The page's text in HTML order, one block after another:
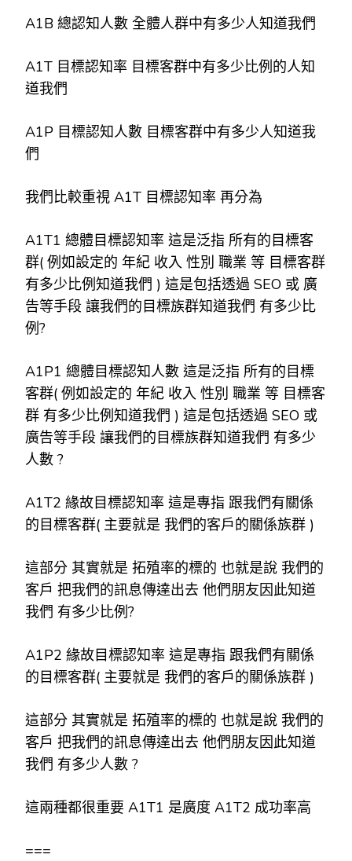
A1B 總認知人數 全體人群中有多少人知道我們
A1T 目標認知率 目標客群中有多少比例的人知
道我們
A1P 目標認知人數 目標客群中有多少人知道我
們
我們比較重視 A1T 目標認知率 再分為
A1T1 總體目標認知率 這是泛指 所有的目標客
群( 例如設定的 年紀 收入 性別 職業 等 目標客群
有多少比例知道我們 ) 這是包括透過 SEO 或 廣
告等手段 讓我們的目標族群知道我們 有多少比
例?
A1P1 總體目標認知人數 這是泛指 所有的目標
客群( 例如設定的 年紀 收入 性別 職業 等 目標客
群 有多少比例知道我們 ) 這是包括透過 SEO 或
廣告等手段 讓我們的目標族群知道我們 有多少
人數 ?
A1T2 緣故目標認知率 這是專指 跟我們有關係
的目標客群( 主要就是 我們的客戶的關係族群 )
這部分 其實就是 拓殖率的標的 也就是說 我們的
客戶 把我們的訊息傳達出去 他們朋友因此知道
我們 有多少比例?
A1P2 緣故目標認知率 這是專指 跟我們有關係
的目標客群( 主要就是 我們的客戶的關係族群 )
這部分 其實就是 拓殖率的標的 也就是說 我們的
客戶 把我們的訊息傳達出去 他們朋友因此知道
我們 有多少人數 ?
這兩種都很重要 A1T1 是廣度 A1T2 成功率高
===